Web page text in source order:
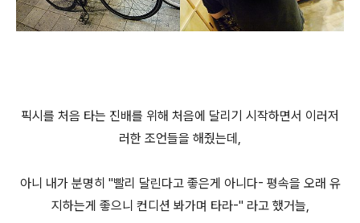
픽시를 처음 타는 진배를 위해 처음에 달리기 시작하면서 이러저
러한 조언들을 해줬는데,
아니 내가 분명히 "빨리 달린다고 좋은게 아니다- 평속을 오래 유
지하는게 좋으니 컨디션 봐가며 타라-" 라고 했거늘,